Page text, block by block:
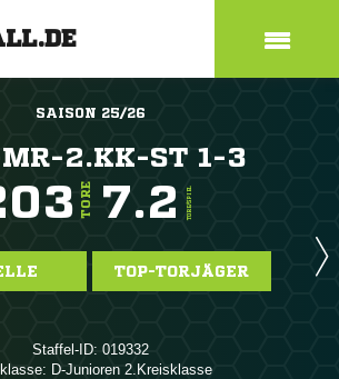
SAISON 25/26
2.KK-ST 1-3
TORE 7.2 TORE/SPIEL
TOP-TORJÄGER
Staffel-ID: 019332
D-Junioren 2.Kreisklasse